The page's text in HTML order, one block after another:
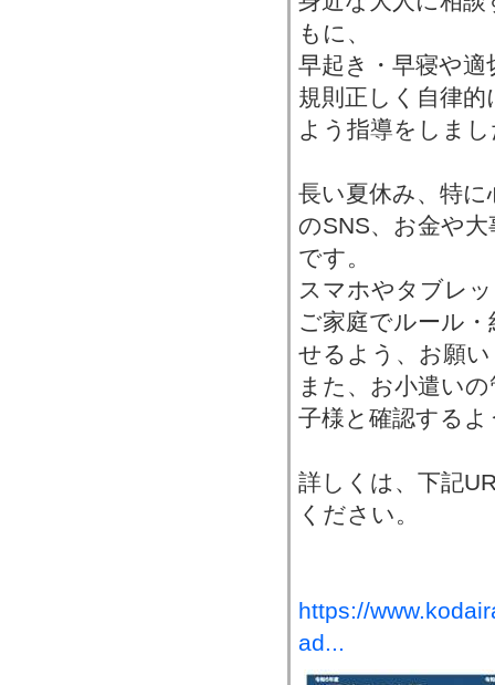
もに、
早起き・早寝や
規則正しく自律
よう指導をしま
長い夏休み、特
のSNS、お金や
です。
スマホやタブレ
ご家庭でルール
せるよう、お願
また、お小遣い
子様と確認する
詳しくは、下記
ください。
https://
ad...